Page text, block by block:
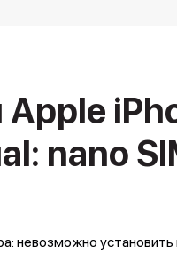
nano
невозможно установить